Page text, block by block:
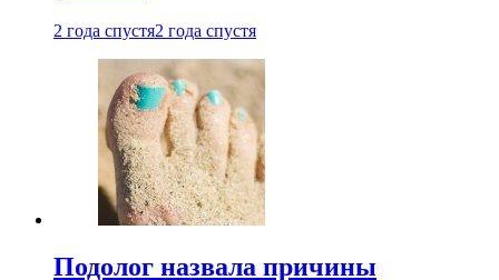
2 года спустя2 года спустя
Подолог назвала причины